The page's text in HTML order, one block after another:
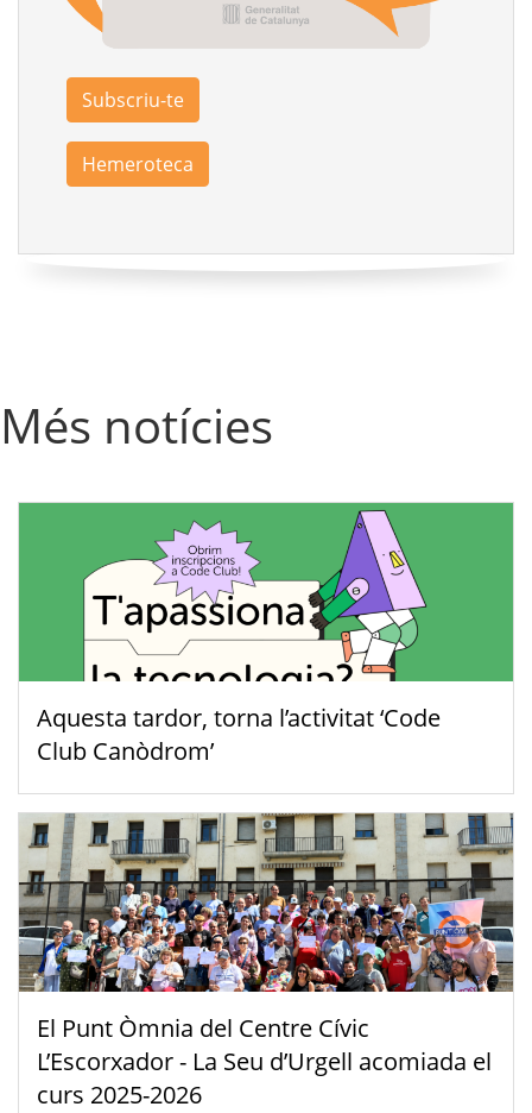
Subscriu-te
Hemeroteca
Més notícies
Aquesta tardor, torna l’activitat ‘Code
Club Canòdrom’
El Punt Òmnia del Centre Cívic
L’Escorxador - La Seu d’Urgell acomiada el
curs 2025-2026